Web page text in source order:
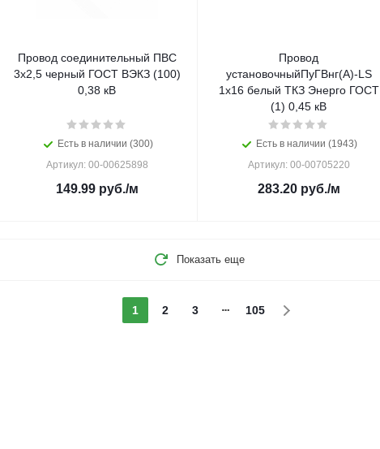
Провод соединительный ПВС
3х2,5 черный ГОСТ ВЭКЗ (100)
0,38 кВ
Есть в наличии (300)
Артикул: 00-00625898
149.99руб./м
Провод
установочныйПуГВнг(А)-LS
1х16 белый ТКЗ Энерго ГОСТ
(1) 0,45 кВ
Есть в наличии (1943)
Артикул: 00-00705220
283.20руб./м
Показать еще
1 2 3 105